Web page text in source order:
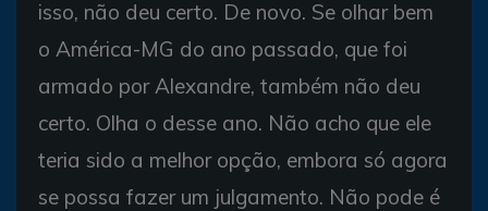
isso, não deu certo. De novo. Se olhar bem
o América-MG do ano passado, que foi
armado por Alexandre, também não deu
certo. Olha o desse ano. Não acho que ele
teria sido a melhor opção, embora só agora
se possa fazer um julgamento. Não pode é